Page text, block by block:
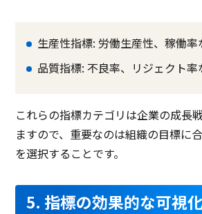
生産性指標: 労働生産性、稼働率
品質指標: 不良率、リジェクト率
これらの指標カテゴリは企業の成長
ますので、重要なのは組織の目標に
を選択することです。
5. 指標の効果的な可視